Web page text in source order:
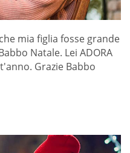
mia figlia fosse grande
Natale. Lei ADORA
Grazie Babbo